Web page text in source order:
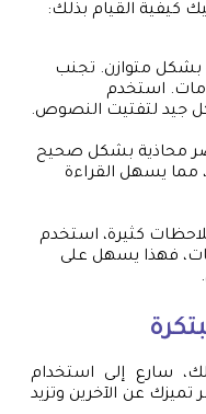
كيفية القيام بذلك:
بشكل متوازن. تجنب
استخدم
جيد لتفتيت النصوص.
محاذية بشكل صحيح
مما يسهل القراءة
كثيرة، استخدم
فهذا يسهل على
سارع إلى استخدام
تميزك عن الآخرين وتزيد